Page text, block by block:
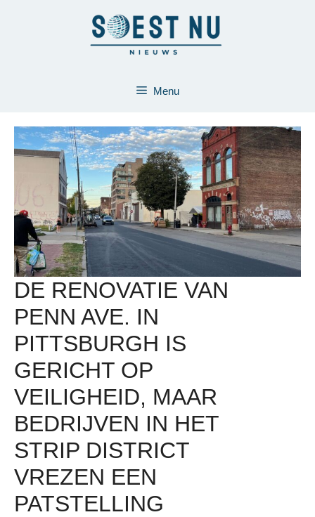
Menu
DE RENOVATIE VAN
PENN AVE. IN
PITTSBURGH IS
GERICHT OP
VEILIGHEID, MAAR
BEDRIJVEN IN HET
STRIP DISTRICT
VREZEN EEN
PATSTELLING